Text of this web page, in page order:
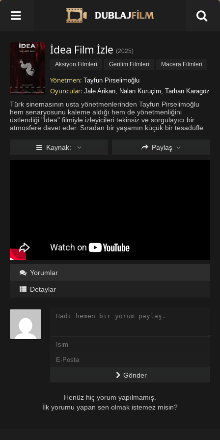
İdea Film İzle (2025)
Aksiyon Filmleri
Gerilim Filmleri Macera Filmleri
Yönetmen: Tayfun Pirselimoğlu
Oyuncular: Jale Arikan, Nalan Kuruçim, Tarhan Karagöz
Türk sinemasının usta yönetmenlerinden Tayfun Pirselimoğlu
hem senaryosunu kaleme aldığı hem de yönetmenliğini
üstlendiği "İdea" filmiyle izleyicileri tekinsiz ve sorgulayıcı bir
atmosfere davet eder. Sıradan bir yaşamın küçük bir tesadüfle
Daha fazla göster
Kaynak: Paylaş
Yorumlar
Detaylar
Gönder
Henüz hiç yorum yapılmamış.
İlk yorumu yapan sen olmak istemez misin?